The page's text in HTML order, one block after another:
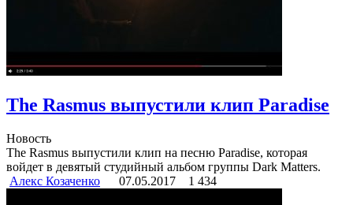
The Rasmus выпустили клип Paradise
Новость
The Rasmus выпустили клип на песню Paradise, которая
войдет в девятый студийный альбом группы Dark Matters.
Алекс Козаченко
07.05.2017 1 434